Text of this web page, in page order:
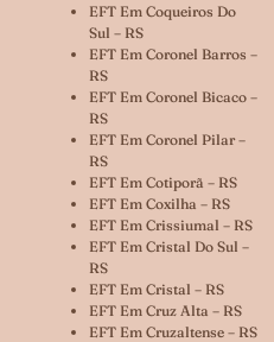
EFT Em Coqueiros Do
Sul – RS
EFT Em Coronel Barros –
RS
EFT Em Coronel Bicaco –
RS
EFT Em Coronel Pilar –
RS
EFT Em Cotiporã – RS
EFT Em Coxilha – RS
EFT Em Crissiumal – RS
EFT Em Cristal Do Sul –
RS
EFT Em Cristal – RS
EFT Em Cruz Alta – RS
EFT Em Cruzaltense – RS